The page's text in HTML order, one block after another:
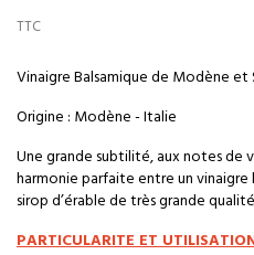
TTC
Vinaigre Balsamique de Modène et
Origine : Modène - Italie
Une grande subtilité, aux notes de
harmonie parfaite entre un
sirop d’érable de très grande
PARTICULARITE ET